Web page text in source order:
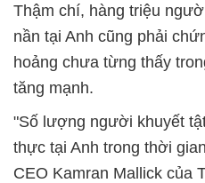
Thậm chí, hàng triệu
nần tại Anh cũng phải
hoảng chưa từng thấy
tăng mạnh.
"Số lượng người khuyết
thực tại Anh trong thời
CEO Kamran Mallick của